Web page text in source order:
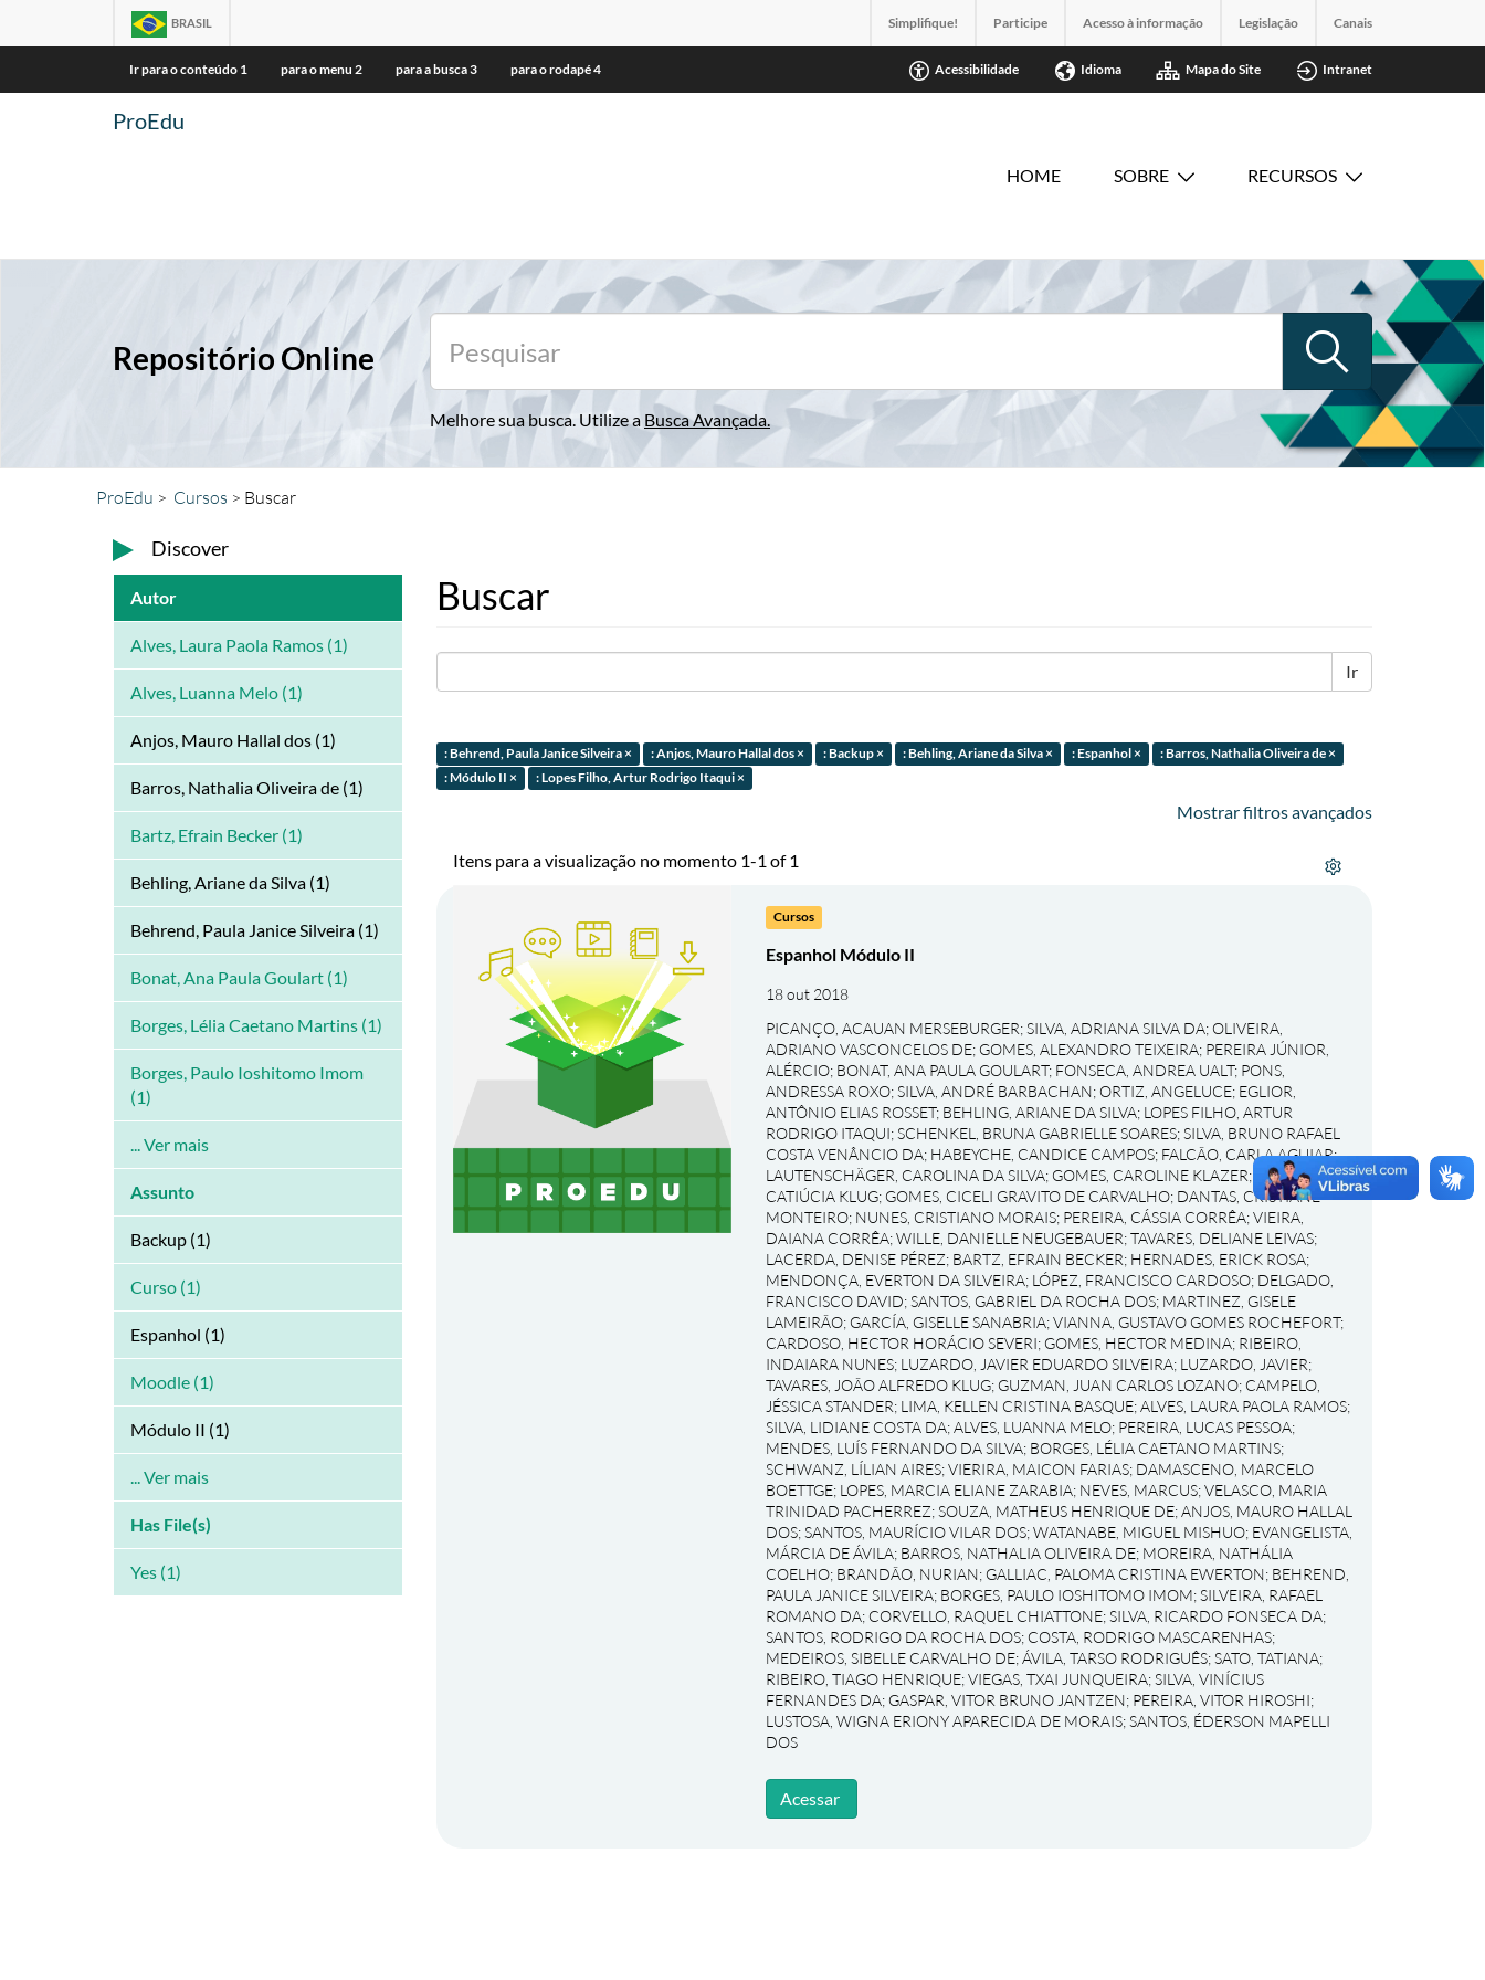
BRASIL Simplifique! Participe Acesso à informação Legislação Canais
Ir para o conteúdo 1 para o menu 2 para a busca3 para o rodapé4 Acessibilidade Idioma Mapa do Site Intranet
ProEdu
HOME SOBRE RECURSOS
Repositório Online
Melhore sua busca. Utilize a Busca Avançada.
ProEdu Cursos Buscar
Discover
Autor
Alves, Laura Paola Ramos (1)
Alves, Luanna Melo (1)
Anjos, Mauro Hallal dos (1)
Barros, Nathalia Oliveira de (1)
Bartz, Efrain Becker (1)
Behling, Ariane da Silva (1)
Behrend, Paula Janice Silveira (1)
Bonat, Ana Paula Goulart (1)
Borges, Lélia Caetano Martins (1)
Borges, Paulo Ioshitomo Imom
(1)
... Ver mais
Assunto
Backup (1)
Curso (1)
Espanhol (1)
Moodle (1)
Módulo II (1)
... Ver mais
Has File(s)
Yes (1)
Buscar
Ir
: Behrend, Paula Janice Silveira × : Anjos, Mauro Hallal dos × : Backup × : Behling, Ariane da Silva × : Espanhol ×
: Barros, Nathalia Oliveira de ×
: Módulo II ×
: Lopes Filho, Artur Rodrigo Itaqui ×
Mostrar filtros avançados
Itens para a visualização no momento 1-1 of 1
Cursos
Espanhol Módulo II
18 out 2018
PICANÇO, ACAUAN MERSEBURGER;SILVA, ADRIANA SILVA DA;OLIVEIRA,
ADRIANO VASCONCELOS DE; GOMES, ALEXANDRO TEIXEIRA; PEREIRA JÚNIOR,
ALÉRCIO; BONAT, ANA PAULA GOULART; FONSECA, ANDREA UALT; PONS,
ANDRESSA ROXO;SILVA, ANDRÉ BARBACHAN;ORTIZ, ANGELUCE; EGLIOR,
ANTÔNIO ELIAS ROSSET; BEHLING, ARIANE DA SILVA; LOPES FILHO, ARTUR
RODRIGO ITAQUI;SCHENKEL, BRUNA GABRIELLE SOARES;SILVA, BRUNO RAFAEL
COSTA VENÂNCIO DA; HABEYCHE, CANDICE CAMPOS; FALCÃO, CARLA AGUIAR;
LAUTENSCHÄGER, CAROLINA DA SILVA; GOMES, CAROLINE KLAZER;
SCHNEIDER,
CATIÚCIA KLUG; GOMES, CICELI GRAVITO DE CARVALHO; DANTAS, CRISTIANE
MONTEIRO; NUNES, CRISTIANO MORAIS; PEREIRA, CÁSSIA CORRÊA;VIEIRA,
DAIANA CORRÊA;WILLE, DANIELLE NEUGEBAUER;TAVARES, DELIANE LEIVAS;
LACERDA, DENISE PÉREZ; BARTZ, EFRAIN BECKER; HERNADES, ERICK ROSA;
MENDONÇA, EVERTON DA SILVEIRA; LÓPEZ, FRANCISCO CARDOSO; DELGADO,
FRANCISCO DAVID;SANTOS, GABRIEL DA ROCHA DOS; MARTINEZ, GISELE
LAMEIRÃO; GARCÍA, GISELLE SANABRIA;VIANNA, GUSTAVO GOMES ROCHEFORT;
CARDOSO, HECTOR HORÁCIO SEVERI; GOMES, HECTOR MEDINA; RIBEIRO,
INDAIARA NUNES; LUZARDO, JAVIER EDUARDO SILVEIRA; LUZARDO, JAVIER;
TAVARES, JOÃO ALFREDO KLUG; GUZMAN, JUAN CARLOS LOZANO; CAMPELO,
JÉSSICA STANDER; LIMA, KELLEN CRISTINA BASQUE;ALVES, LAURA PAOLA RAMOS;
SILVA, LIDIANE COSTA DA;ALVES, LUANNA MELO; PEREIRA, LUCAS PESSOA;
MENDES, LUÍS FERNANDO DA SILVA; BORGES, LÉLIA CAETANO MARTINS;
SCHWANZ, LÍLIAN AIRES;VIERIRA, MAICON FARIAS; DAMASCENO, MARCELO
BOETTGE; LOPES, MARCIA ELIANE ZARABIA; NEVES, MARCUS;VELASCO, MARIA
TRINIDAD PACHERREZ;SOUZA, MATHEUS HENRIQUE DE;ANJOS, MAURO HALLAL
DOS;SANTOS, MAURÍCIO VILAR DOS;WATANABE, MIGUEL MISHUO; EVANGELISTA,
MÁRCIA DE ÁVILA; BARROS, NATHALIA OLIVEIRA DE; MOREIRA, NATHÁLIA
COELHO; BRANDÃO, NURIAN; GALLIAC, PALOMA CRISTINA EWERTON; BEHREND,
PAULA JANICE SILVEIRA; BORGES, PAULO IOSHITOMO IMOM;SILVEIRA, RAFAEL
ROMANO DA; CORVELLO, RAQUEL CHIATTONE;SILVA, RICARDO FONSECA DA;
SANTOS, RODRIGO DA ROCHA DOS; COSTA, RODRIGO MASCARENHAS;
MEDEIROS, SIBELLE CARVALHO DE;ÁVILA, TARSO RODRIGUÊS;SATO, TATIANA;
RIBEIRO, TIAGO HENRIQUE;VIEGAS, TXAI JUNQUEIRA;SILVA, VINÍCIUS
FERNANDES DA; GASPAR, VITOR BRUNO JANTZEN; PEREIRA, VITOR HIROSHI;
LUSTOSA, WIGNA ERIONY APARECIDA DE MORAIS;SANTOS, ÉDERSON MAPELLI
DOS
Acessar